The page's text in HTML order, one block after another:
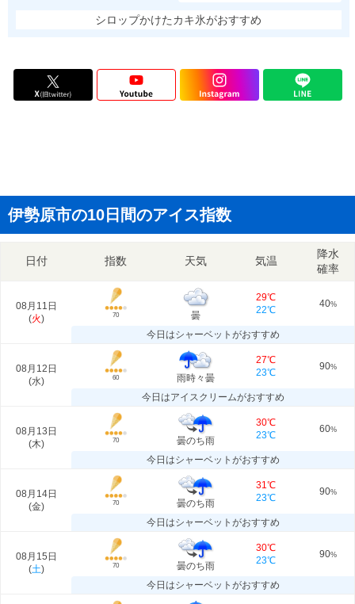
シロップかけたカキ氷がおすすめ
伊勢原市の10日間のアイス指数
日付 指数 天気 気温
降水
確率
08月11日
(火) 70 曇
29℃
22℃
40%
今日はシャーベットがおすすめ
08月12日
(水) 60 雨時々曇
27℃
23℃
90%
今日はアイスクリームがおすすめ
08月13日
(木) 70 曇のち雨
30℃
23℃
60%
今日はシャーベットがおすすめ
08月14日
(金) 70 曇のち雨
31℃
23℃
90%
今日はシャーベットがおすすめ
08月15日
(土) 70 曇のち雨
30℃
23℃
90%
今日はシャーベットがおすすめ